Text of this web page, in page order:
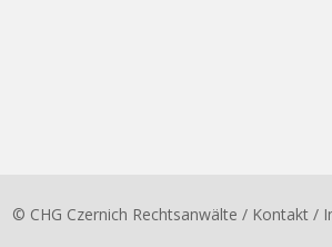
© CHG Czernich Rechtsanwälte / Kontakt /